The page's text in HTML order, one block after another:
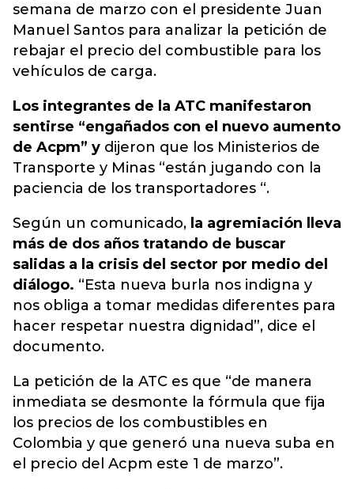
semana de marzo con el presidente Juan
Manuel Santos para analizar la petición de
rebajar el precio del combustible para los
vehículos de carga.
Los integrantes de la ATC manifestaron
sentirse “engañados con el nuevo aumento
de Acpm” y dijeron que los Ministerios de
Transporte y Minas “están jugando con la
paciencia de los transportadores “.
Según un comunicado, la agremiación lleva
más de dos años tratando de buscar
salidas a la crisis del sector por medio del
diálogo. “Esta nueva burla nos indigna y
nos obliga a tomar medidas diferentes para
hacer respetar nuestra dignidad”, dice el
documento.
La petición de la ATC es que “de manera
inmediata se desmonte la fórmula que fija
los precios de los combustibles en
Colombia y que generó una nueva suba en
el precio del Acpm este 1 de marzo”.